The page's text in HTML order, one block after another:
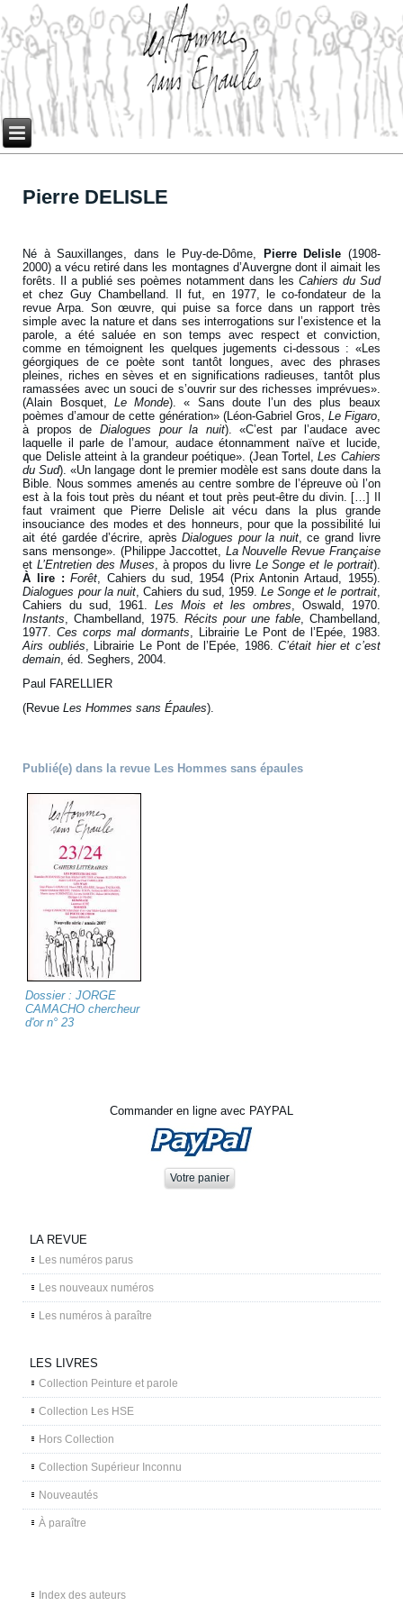
Pierre DELISLE
Né à Sauxillanges, dans le Puy-de-Dôme, Pierre Delisle (1908-
2000) a vécu retiré dans les montagnes d’Auvergne dont il aimait les
forêts. Il a publié ses poèmes notamment dans les Cahiers du Sud
et chez Guy Chambelland. Il fut, en 1977, le co-fondateur de la
revue Arpa. Son œuvre, qui puise sa force dans un rapport très
simple avec la nature et dans ses interrogations sur l’existence et la
parole, a été saluée en son temps avec respect et conviction,
comme en témoignent les quelques jugements ci-dessous : «Les
géorgiques de ce poète sont tantôt longues, avec des phrases
pleines, riches en sèves et en significations radieuses, tantôt plus
ramassées avec un souci de s’ouvrir sur des richesses imprévues».
(Alain Bosquet, Le Monde). « Sans doute l’un des plus beaux
poèmes d’amour de cette génération» (Léon-Gabriel Gros, Le Figaro,
à propos de Dialogues pour la nuit). «C’est par l’audace avec
laquelle il parle de l’amour, audace étonnamment naïve et lucide,
que Delisle atteint à la grandeur poétique». (Jean Tortel,Les Cahiers
du Sud). «Un langage dont le premier modèle est sans doute dans la
Bible. Nous sommes amenés au centre sombre de l’épreuve où l’on
est à la fois tout près du néant et tout près peut-être du divin. […] Il
faut vraiment que Pierre Delisle ait vécu dans la plus grande
insouciance des modes et des honneurs, pour que la possibilité lui
ait été gardée d’écrire, aprèsDialogues pour la nuit, ce grand livre
sans mensonge». (Philippe Jaccottet, La Nouvelle Revue Française
etL’Entretien des Muses, à propos du livre Le Songe et le portrait).
À lire : Forêt, Cahiers du sud, 1954 (Prix Antonin Artaud, 1955).
Dialogues pour la nuit, Cahiers du sud, 1959.Le Songe et le portrait,
Cahiers du sud, 1961.Les Mois et les ombres, Oswald, 1970.
Instants, Chambelland, 1975.Récits pour une fable, Chambelland,
1977.Ces corps mal dormants, Librairie Le Pont de l’Epée, 1983.
Airs oubliés, Librairie Le Pont de l’Epée, 1986.C’était hier et c’est
demain, éd. Seghers, 2004.
Paul FARELLIER
(RevueLes Hommes sans Épaules).
Publié(e) dans la revue Les Hommes sans épaules
Dossier : JORGE
CAMACHO chercheur
d'or n° 23
Commander en ligne avec PAYPAL
LA REVUE
Les numéros parus
Les nouveaux numéros
Les numéros à paraître
LES LIVRES
Collection Peinture et parole
Collection Les HSE
Hors Collection
Collection Supérieur Inconnu
Nouveautés
À paraître
Index des auteurs